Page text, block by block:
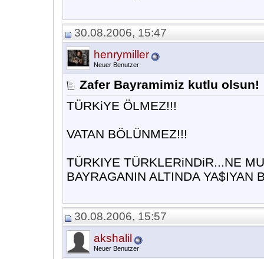
30.08.2006, 15:47
henrymiller
Neuer Benutzer
Zafer Bayramimiz kutlu olsun!
TÜRKiYE ÖLMEZ!!!
VATAN BÖLÜNMEZ!!!
TÜRKIYE TÜRKLERiNDiR...NE
BAYRAGANIN ALTINDA YA$IYAN
30.08.2006, 15:57
akshalil
Neuer Benutzer